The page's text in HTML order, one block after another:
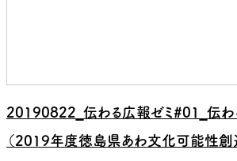
20190822_伝わる広報ゼミ#01_伝わ
（2019年度徳島県あわ文化可能性創